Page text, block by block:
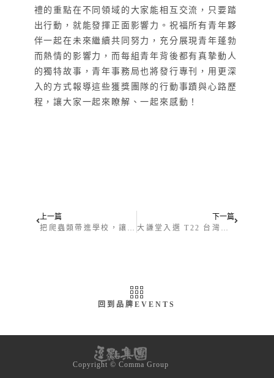
禮的重點在不同領域的大家能相互交流，只要踏
出行動，就能發揮正面影響力。祝福所有青年夥
伴一起在未來繼續共同努力，充分展現青年蓬勃
而熱情的影響力，而每組青年背後都有真摯動人
的獨特故事，青年事務局也將發行專刊，用更深
入的方式報導這些獲獎團隊的行動事蹟與心路歷
程，讓大家一起來瞭解、一起來感動！
上一篇
把爬蟲類帶進學校，讓 400 位特教生，坐上想像中的飛機環遊世界
下一篇
大謙堂入選 T22 台灣陶瓷國家隊：與永心鳳茶共創「心花開」茶具組
回到品牌EVENTS
Copyright © Comma Group